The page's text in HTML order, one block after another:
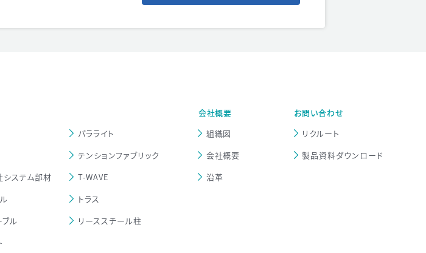
システム部材
ル
パラライト
テンションファブリック
T-WAVE
トラス
リーススチール柱
会社概要
組織図
会社概要
沿革
お問い合わせ
リクルート
製品資料ダウンロード